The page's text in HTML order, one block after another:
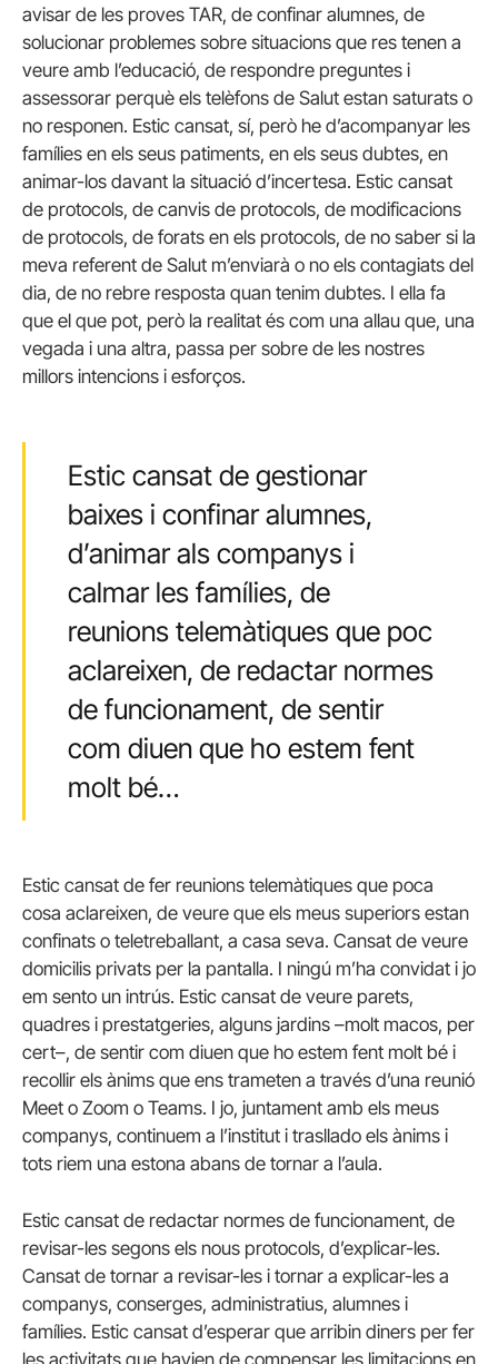
avisar de les proves TAR, de confinar alumnes, de
solucionar problemes sobre situacions que res tenen a
veure amb l’educació, de respondre preguntes i
assessorar perquè els telèfons de Salut estan saturats o
no responen. Estic cansat, sí, però he d’acompanyar les
famílies en els seus patiments, en els seus dubtes, en
animar-los davant la situació d’incertesa. Estic cansat
de protocols, de canvis de protocols, de modificacions
de protocols, de forats en els protocols, de no saber si la
meva referent de Salut m’enviarà o no els contagiats del
dia, de no rebre resposta quan tenim dubtes. I ella fa
que el que pot, però la realitat és com una allau que, una
vegada i una altra, passa per sobre de les nostres
millors intencions i esforços.
Estic cansat de gestionar
baixes i confinar alumnes,
d’animar als companys i
calmar les famílies, de
reunions telemàtiques que poc
aclareixen, de redactar normes
de funcionament, de sentir
com diuen que ho estem fent
molt bé…
Estic cansat de fer reunions telemàtiques que poca
cosa aclareixen, de veure que els meus superiors estan
confinats o teletreballant, a casa seva. Cansat de veure
domicilis privats per la pantalla. I ningú m’ha convidat i jo
em sento un intrús. Estic cansat de veure parets,
quadres i prestatgeries, alguns jardins –molt macos, per
cert–, de sentir com diuen que ho estem fent molt bé i
recollir els ànims que ens trameten a través d’una reunió
Meet o Zoom o Teams. I jo, juntament amb els meus
companys, continuem a l’institut i trasllado els ànims i
tots riem una estona abans de tornar a l’aula.
Estic cansat de redactar normes de funcionament, de
revisar-les segons els nous protocols, d’explicar-les.
Cansat de tornar a revisar-les i tornar a explicar-les a
companys, conserges, administratius, alumnes i
famílies. Estic cansat d’esperar que arribin diners per fer